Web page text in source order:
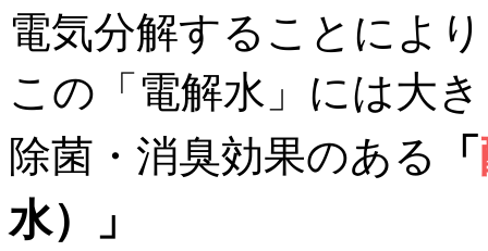
電気分解することにより
この「電解水」には大
除菌・消臭効果のある 「
水）」